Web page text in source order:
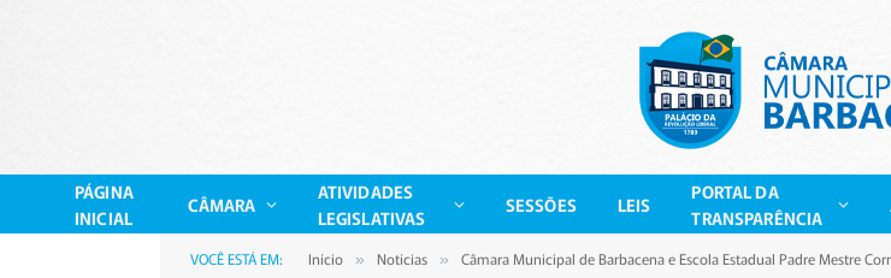
PÁGINA
INICIAL
CÂMARA
ATIVIDADES
LEGISLATIVAS
SESSÕES LEIS
PORTAL DA
TRANSPARÊNCIA
VOCÊ ESTÁ EM: Início » Notícias » Câmara Municipal de Barbacena e Escola Estadual Padre Mestre